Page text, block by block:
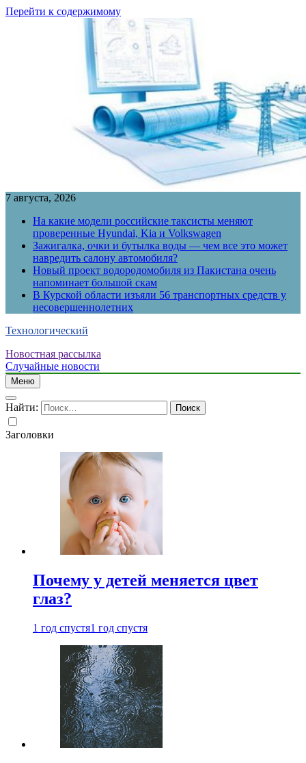
Перейти к содержимому
7 августа, 2026
На какие модели российские таксисты меняют
проверенные Hyundai, Kia и Volkswagen
Зажигалка, очки и бутылка воды — чем все это может
навредить салону автомобиля?
Новый проект водородомобиля из Пакистана очень
напоминает большой скам
В Курской области изъяли 56 транспортных средств у
несовершеннолетних
Технологический
Новостная рассылка
Случайные новости
Меню
Найти:
Заголовки
Почему у детей меняется цвет
глаз?
1 год спустя1 год спустя